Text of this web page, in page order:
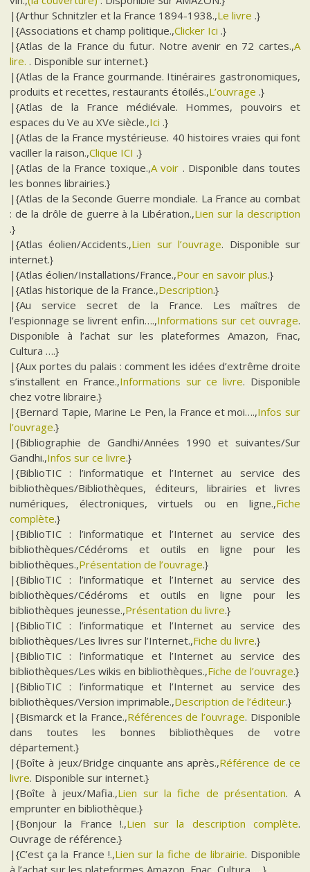
|{Arthur Schnitzler et la France 1894-1938.,Le livre .}
|{Associations et champ politique.,Clicker Ici .}
|{Atlas de la France du futur. Notre avenir en 72 cartes.,A
lire. . Disponible sur internet.}
|{Atlas de la France gourmande. Itinéraires gastronomiques,
produits et recettes, restaurants étoilés.,L’ouvrage .}
|{Atlas de la France médiévale. Hommes, pouvoirs et
espaces du Ve au XVe siècle.,Ici .}
|{Atlas de la France mystérieuse. 40 histoires vraies qui font
vaciller la raison.,Clique ICI .}
|{Atlas de la France toxique.,A voir . Disponible dans toutes
les bonnes librairies.}
|{Atlas de la Seconde Guerre mondiale. La France au combat
: de la drôle de guerre à la Libération.,Lien sur la description
.}
|{Atlas éolien/Accidents.,Lien sur l’ouvrage. Disponible sur
internet.}
|{Atlas éolien/Installations/France.,Pour en savoir plus.}
|{Atlas historique de la France.,Description.}
|{Au service secret de la France. Les maîtres de
l’espionnage se livrent enfin….,Informations sur cet ouvrage.
Disponible à l’achat sur les plateformes Amazon, Fnac,
Cultura ….}
|{Aux portes du palais : comment les idées d’extrême droite
s’installent en France.,Informations sur ce livre. Disponible
chez votre libraire.}
|{Bernard Tapie, Marine Le Pen, la France et moi….,Infos sur
l’ouvrage.}
|{Bibliographie de Gandhi/Années 1990 et suivantes/Sur
Gandhi.,Infos sur ce livre.}
|{BiblioTIC : l’informatique et l’Internet au service des
bibliothèques/Bibliothèques, éditeurs, librairies et livres
numériques, électroniques, virtuels ou en ligne.,Fiche
complète.}
|{BiblioTIC : l’informatique et l’Internet au service des
bibliothèques/Cédéroms et outils en ligne pour les
bibliothèques.,Présentation de l’ouvrage.}
|{BiblioTIC : l’informatique et l’Internet au service des
bibliothèques/Cédéroms et outils en ligne pour les
bibliothèques jeunesse.,Présentation du livre.}
|{BiblioTIC : l’informatique et l’Internet au service des
bibliothèques/Les livres sur l’Internet.,Fiche du livre.}
|{BiblioTIC : l’informatique et l’Internet au service des
bibliothèques/Les wikis en bibliothèques.,Fiche de l’ouvrage.}
|{BiblioTIC : l’informatique et l’Internet au service des
bibliothèques/Version imprimable.,Description de l’éditeur.}
|{Bismarck et la France.,Références de l’ouvrage. Disponible
dans toutes les bonnes bibliothèques de votre
département.}
|{Boîte à jeux/Bridge cinquante ans après.,Référence de ce
livre. Disponible sur internet.}
|{Boîte à jeux/Mafia.,Lien sur la fiche de présentation. A
emprunter en bibliothèque.}
|{Bonjour la France !.,Lien sur la description complète.
Ouvrage de référence.}
|{C’est ça la France !.,Lien sur la fiche de librairie. Disponible